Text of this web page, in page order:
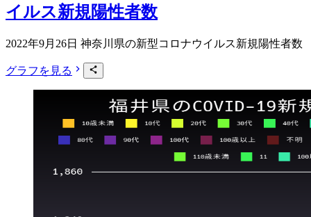
イルス新規陽性者数
2022年9月26日 神奈川県の新型コロナウイルス新規陽性者数
グラフを見る